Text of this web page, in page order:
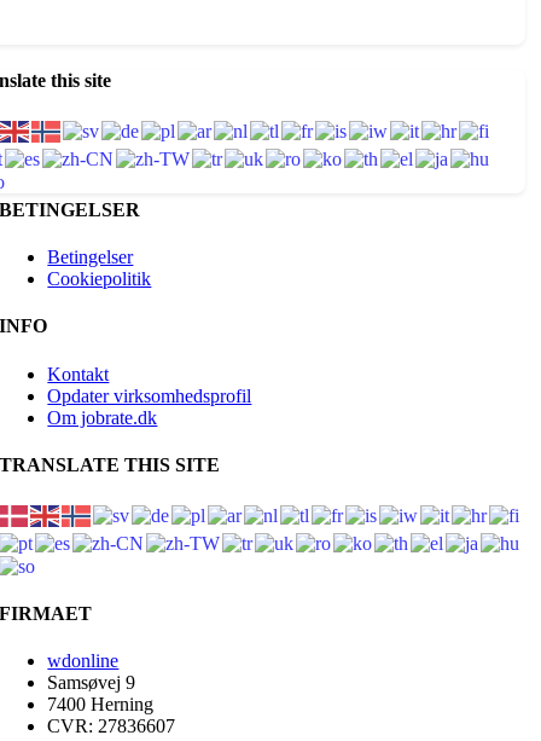
this site
BETINGELSER
Betingelser
Cookiepolitik
INFO
Kontakt
Opdater virksomhedsprofil
Om jobrate.dk
TRANSLATE THIS SITE
FIRMAET
wdonline
Samsøvej 9
7400 Herning
CVR: 27836607